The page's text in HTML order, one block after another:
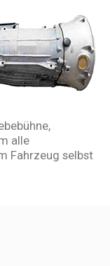
alle
Fahrzeug selbst